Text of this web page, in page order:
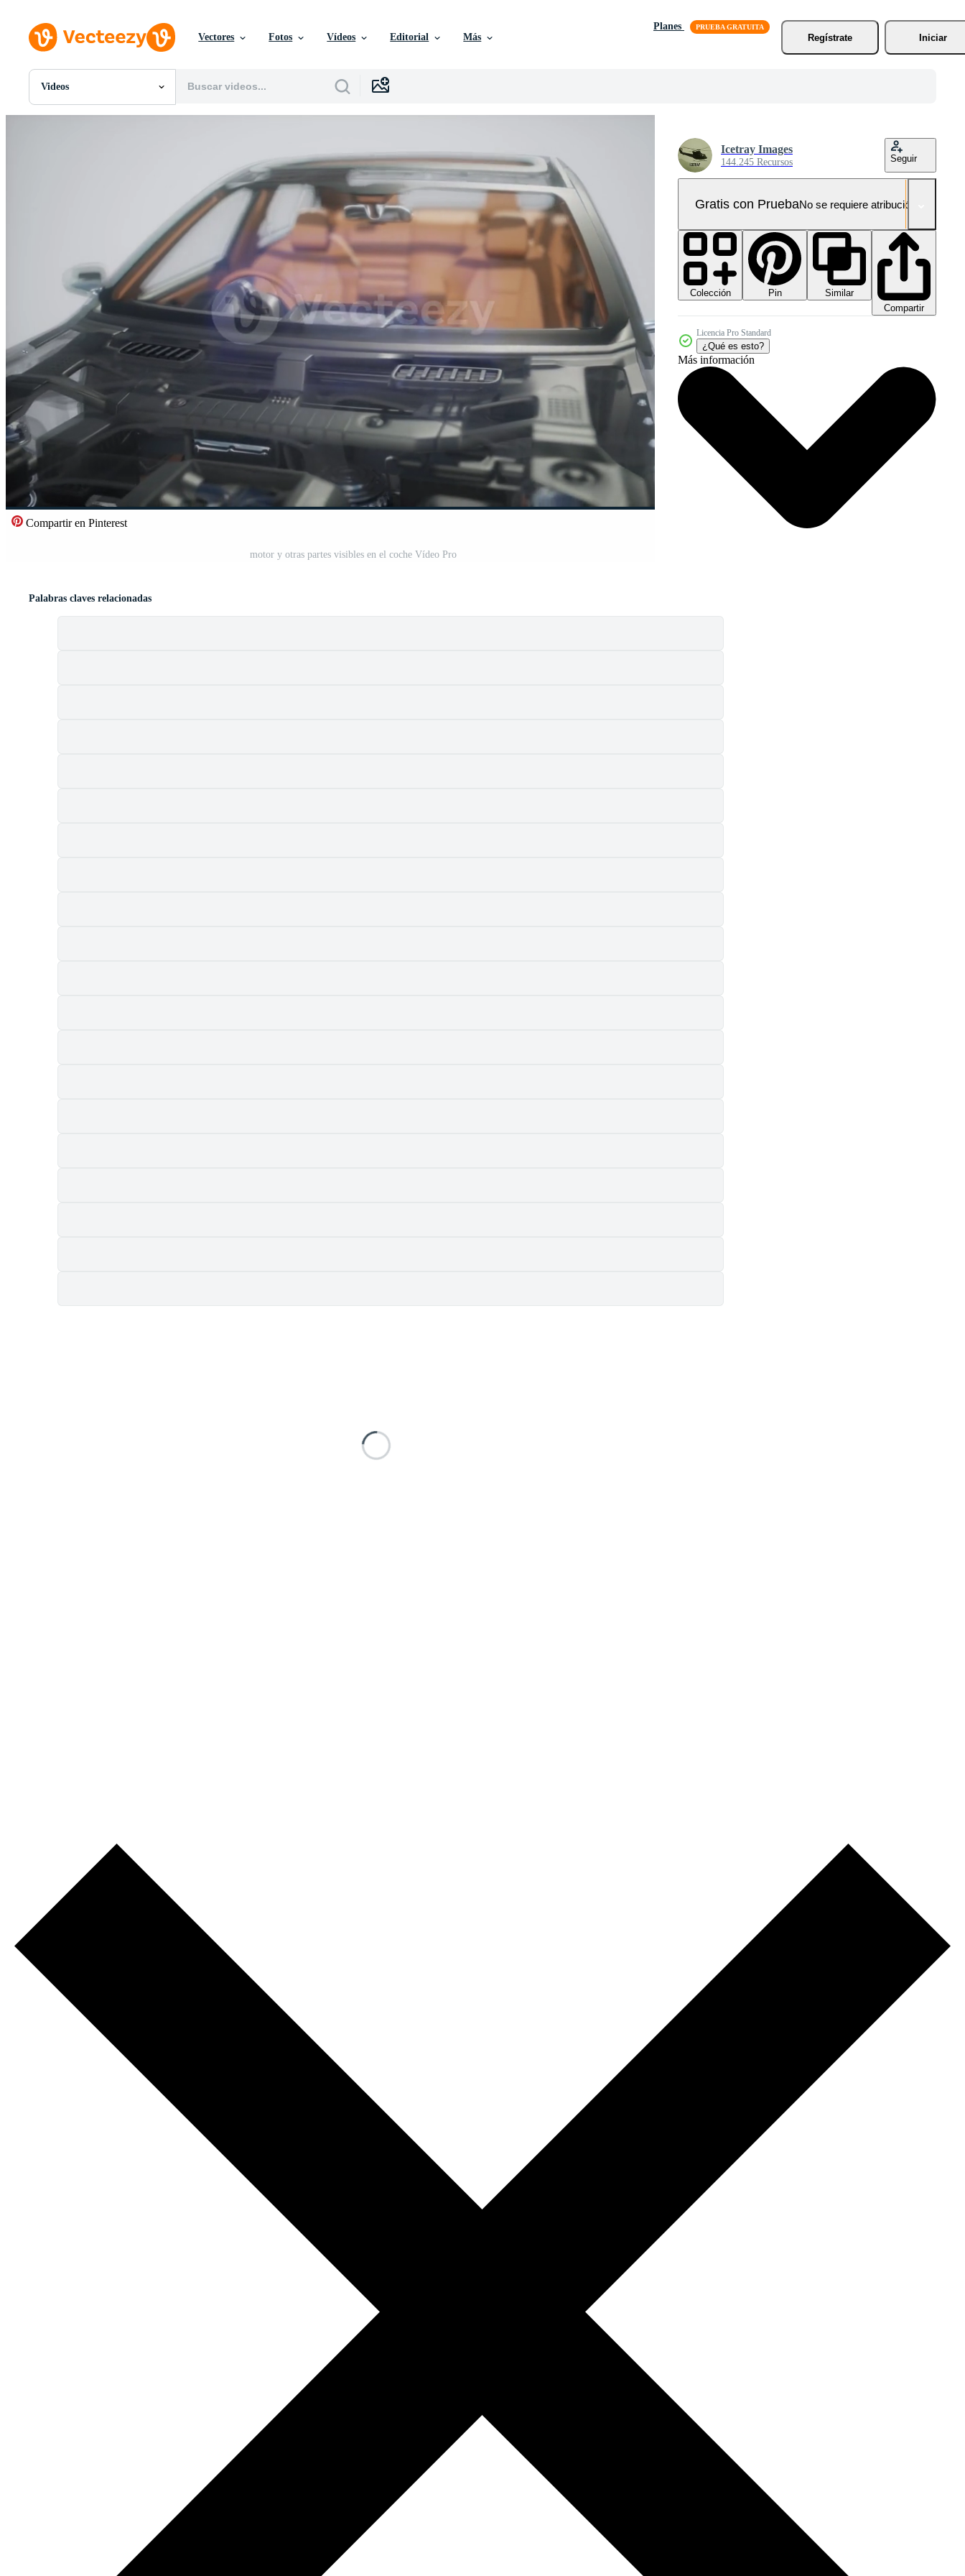
Vectores Fotos Vídeos Editorial Más
Planes
Regístrate
Iniciar
Videos
Todas Imágenes
Gráficos en Movimiento
Imágenes Editoriales
Eventos Editoriales
Compartir en Pinterest
motor y otras partes visibles en el coche Vídeo Pro
Icetray Images
144.245 Recursos Seguir
Gratis con PruebaNo se requiere atribución!
Colección Pin
Similar
Compartir
Licencia Pro Standard
¿Qué es esto?
Más información
Palabras claves relacionadas